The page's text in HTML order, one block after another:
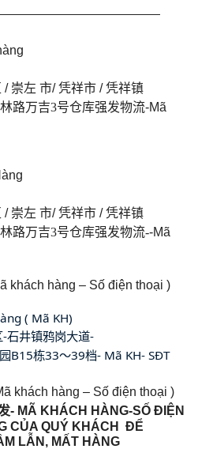
TƯỜNG
/ 崇左 市/凭祥市 /凭祥镇
路万吉3号仓库强发物流-Mã
/ 崇左 市/凭祥市 /凭祥镇
路万吉3号仓库强发物流--Mã
khách hàng – Số điện thoại )
( Mã KH)
-石井镇鸦岗大道-
B15栋33〜39档- Mã KH- SĐT
khách hàng – Số điện thoại )
- MÃ KH ÁCH HÀNG-SỐ ĐIỆN
CỦA QUÝ KHÁCH ĐỂ
LẪN, MẤT HÀNG